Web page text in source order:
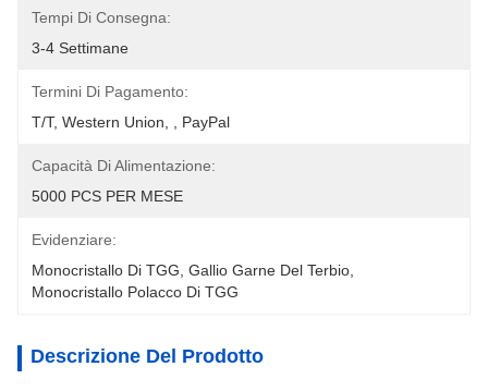
Tempi Di Consegna:
3-4 Settimane
Termini Di Pagamento:
T/T, Western Union, , PayPal
Capacità Di Alimentazione:
5000 PCS PER MESE
Evidenziare:
Monocristallo Di TGG Gallio Garne Del Terbio
Monocristallo Polacco Di TGG
Descrizione Del Prodotto